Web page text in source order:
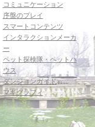
コミュニケーション
序盤のプレイ
スマートコンテンツ
インタラクションメーカ
ー
ペット探検隊・ペットハ
ウス
ダンジョンガイド
マギグラフィ